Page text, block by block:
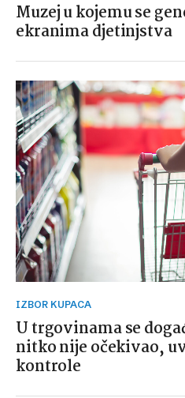
Muzej u kojemu se
ekranima djetinjstva
IZBOR KUPACA
U trgovinama se
nitko nije očekivao,
kontrole